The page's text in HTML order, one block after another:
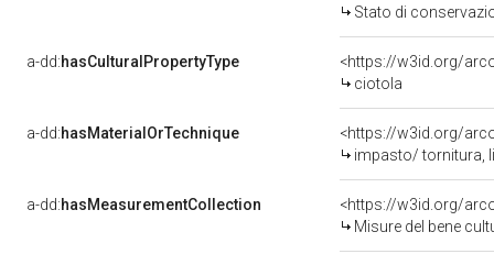
Stato di
a-dd:hasCulturalPropertyType
<https://w3id.org/
ciotola
a-dd:hasMaterialOrTechnique
<https://w3id.org/
impasto/ tornitura,
a-dd:hasMeasurementCollection
<https://w3id.org/
Misure del bene